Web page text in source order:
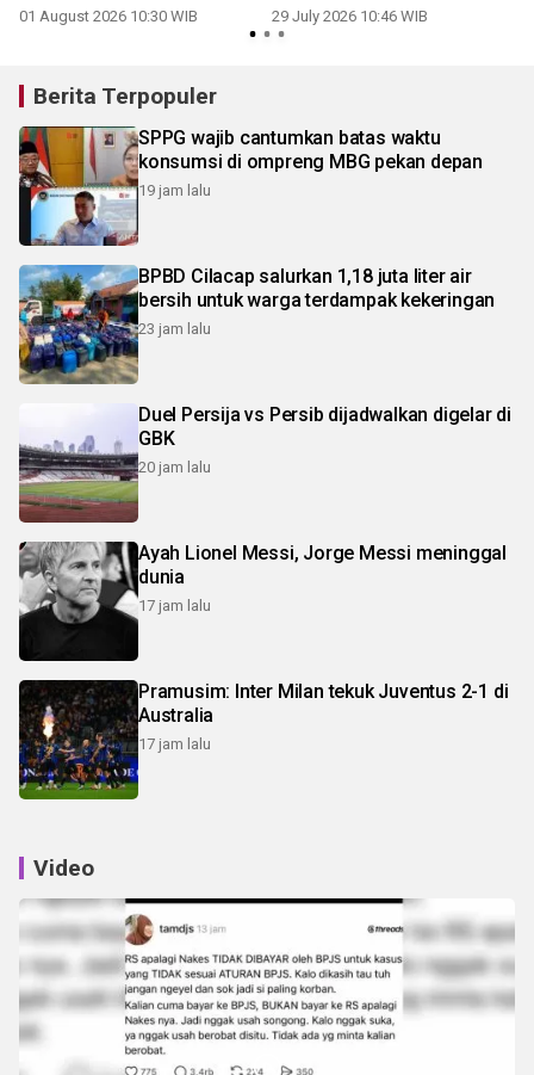
01 August 2026 10:30 WIB 29 July 2026 10:46 WIB
Berita Terpopuler
SPPG wajib cantumkan batas waktu
konsumsi di ompreng MBG pekan depan
19 jam lalu
BPBD Cilacap salurkan 1,18 juta liter air
bersih untuk warga terdampak kekeringan
23 jam lalu
Duel Persija vs Persib dijadwalkan digelar di
GBK
20 jam lalu
Ayah Lionel Messi, Jorge Messi meninggal
dunia
17 jam lalu
Pramusim: Inter Milan tekuk Juventus 2-1 di
Australia
17 jam lalu
Video